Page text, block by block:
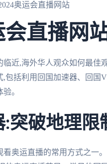
奥运会直播网站
直播网
临近,海外华人观众如何最
,包括利用回国加速器、回国
。
:突破地理限
看奥运直播的常用方式之一